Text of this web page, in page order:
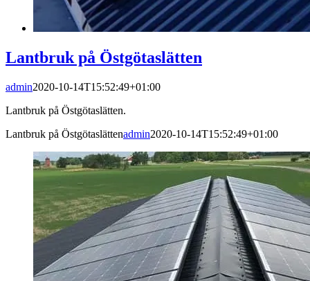
Lantbruk på Östgötaslätten
admin2020-10-14T15:52:49+01:00
Lantbruk på Östgötaslätten.
Lantbruk på Östgötaslättenadmin2020-10-14T15:52:49+01:00